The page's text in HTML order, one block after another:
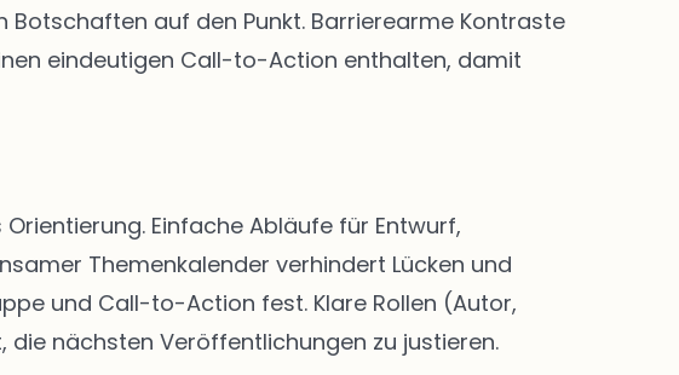
auf den Punkt. Barrierearme Kontraste
eindeutigen Call-to-Action enthalten, damit
Einfache Abläufe für Entwurf,
Themenkalender verhindert Lücken und
und Call-to-Action fest. Klare Rollen (Autor,
die nächsten Veröffentlichungen zu justieren.